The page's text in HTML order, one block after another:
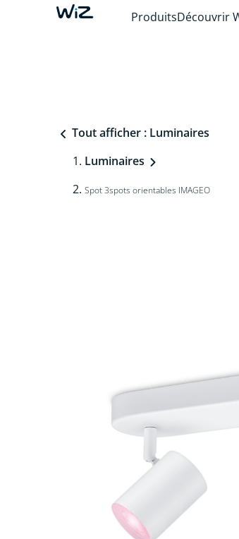
ProduitsDécouvrir
Tout afficher : Luminaires
Luminaires
Spot 3spots orientables IMAGEO